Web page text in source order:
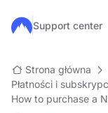
Przejdź do głównej
Support center
Strona główna
Płatności i
How to purchase a